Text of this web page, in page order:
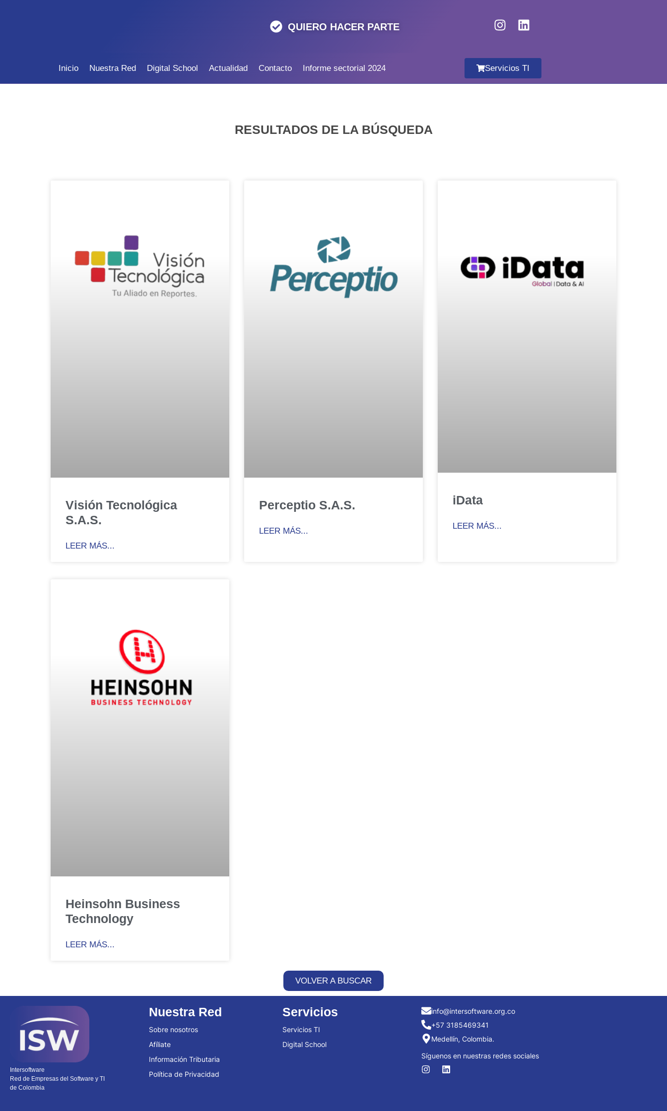
QUIERO HACER PARTE
Inicio Nuestra Red Digital School Actualidad Contacto Informe sectorial 2024 Servicios TI
RESULTADOS DE LA BÚSQUEDA
Visión Tecnológica
S.A.S.
LEER MÁS...
Perceptio S.A.S.
LEER MÁS...
iData
LEER MÁS...
Heinsohn Business
Technology
LEER MÁS...
VOLVER A BUSCAR
Intersoftware
Red de Empresas del Software y TI
de Colombia
Nuestra Red
Sobre nosotros
Afíliate
Información Tributaria
Política de Privacidad
Servicios
Servicios TI
Digital School
info@intersoftware.org.co
+57 3185469341
Medellín, Colombia.
Síguenos en nuestras redes sociales